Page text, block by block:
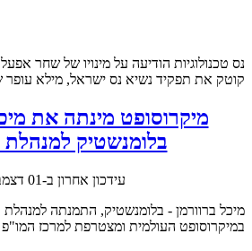
נס טכנולוגיות הודיעה על מינויו של שחר
קוטק את תפקיד נשיא נס ישראל, מילא עופר
מיקרוסופט מינתה את
בלומנשטיק למנהלת
עידכון אחרון ב-01 דצמבר 2013
במיקרוסופט העולמית ומצטרפת למרכז